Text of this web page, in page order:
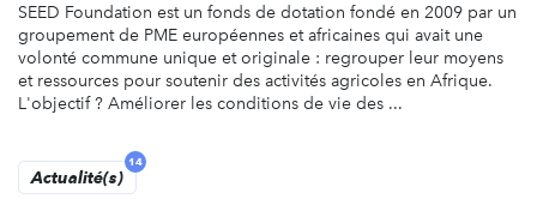
SEED Foundation est un fonds de dotation fondé en 2009 par un
groupement de PME européennes et africaines qui avait une
volonté commune unique et originale : regrouper leur moyens
et ressources pour soutenir des activités agricoles en Afrique.
L'objectif ? Améliorer les conditions de vie des ...
Actualité(s)
14